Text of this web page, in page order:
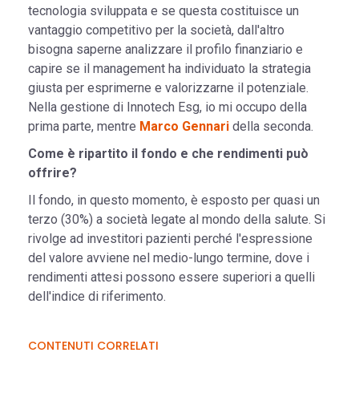
tecnologia sviluppata e se questa costituisce un
vantaggio competitivo per la società, dall'altro
bisogna saperne analizzare il profilo finanziario e
capire se il management ha individuato la strategia
giusta per esprimerne e valorizzarne il potenziale.
Nella gestione di Innotech Esg, io mi occupo della
prima parte, mentre Marco Gennari della seconda.
Come è ripartito il fondo e che rendimenti può
offrire?
Il fondo, in questo momento, è esposto per quasi un
terzo (30%) a società legate al mondo della salute. Si
rivolge ad investitori pazienti perché l'espressione
del valore avviene nel medio-lungo termine, dove i
rendimenti attesi possono essere superiori a quelli
dell'indice di riferimento.
CONTENUTI CORRELATI